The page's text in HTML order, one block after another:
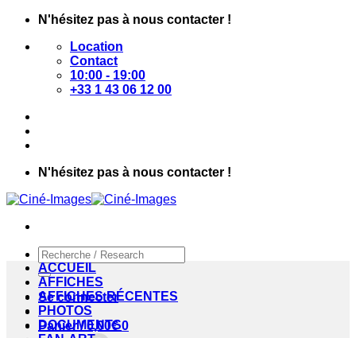
Passer
contenu
N'hésitez pas à nous contacter !
Location
Contact
10:00 - 19:00
+33 1 43 06 12 00
N'hésitez pas à nous contacter !
Recherche
pour :
Se connecter
Panier /0,00€ 0
ACCUEIL
AFFICHES
AFFICHES RÉCENTES
PHOTOS
DOCUMENTS